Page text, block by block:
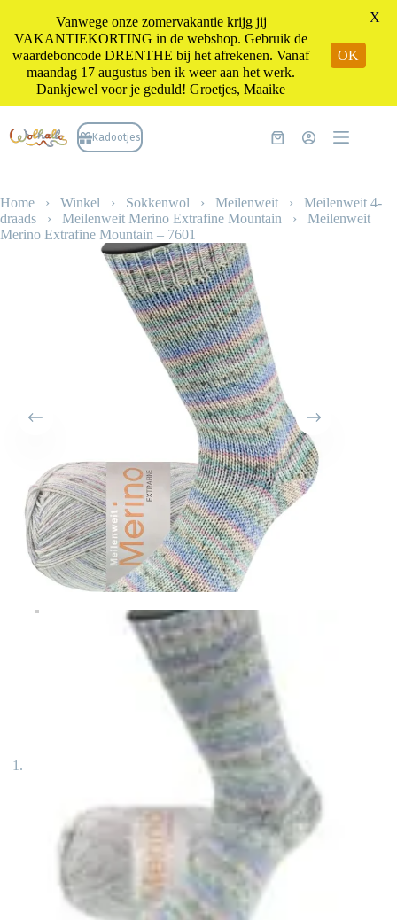
naar
de
Kadootjes Winkelwagen
Home › Winkel › Sokkenwol › Meilenweit › Meilenweit 4-
draads › Meilenweit Merino Extrafine Mountain › Meilenweit
Merino Extrafine Mountain – 7601
Vanwege onze zomervakantie krijg jij
VAKANTIEKORTING in de webshop. Gebruik de
waardeboncode DRENTHE bij het afrekenen. Vanaf
maandag 17 augustus ben ik weer aan het werk.
Dankjewel voor je geduld! Groetjes, Maaike
OK
X